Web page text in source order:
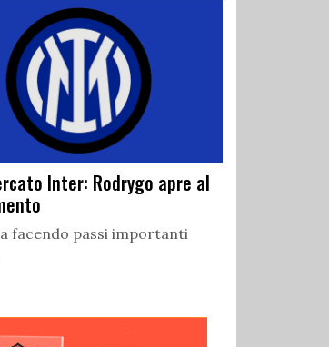
Inter: Rodrygo apre al
facendo passi importanti